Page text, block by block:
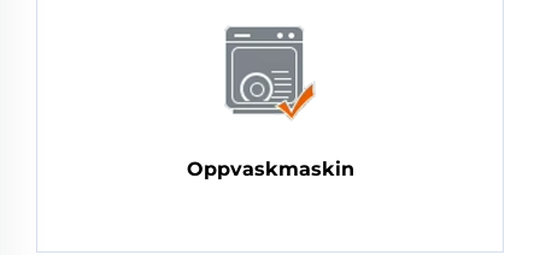
Oppvaskmaskin